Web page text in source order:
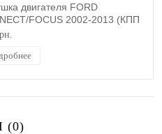
двигателя FORD
FOCUS 2002-2013 (КПП
AS METAL
(0)